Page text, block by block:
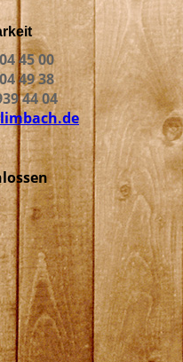
45 00
49 38
44 04